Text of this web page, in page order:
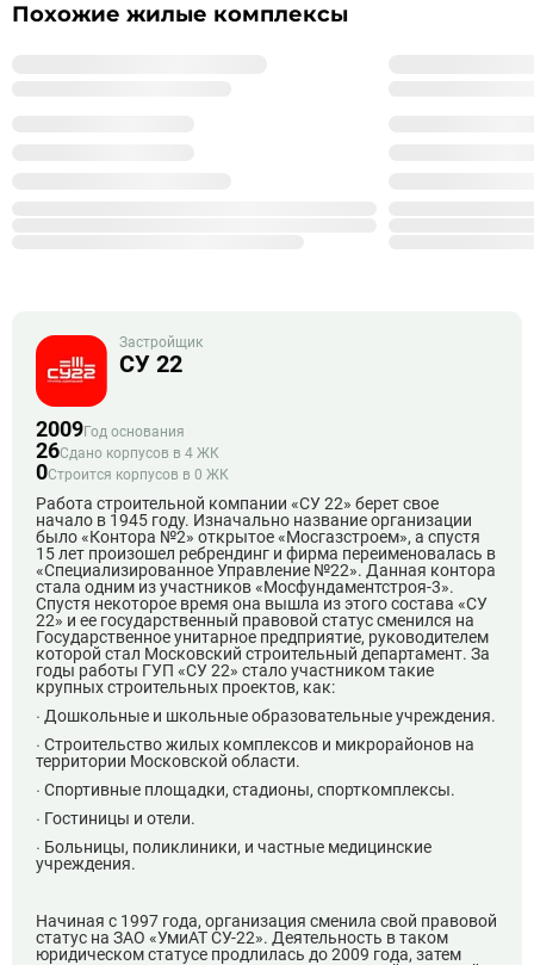
Похожие жилые комплексы
Застройщик
СУ 22
2009Год основания
26Сдано корпусов в 4 ЖК
0Строится корпусов в 0 ЖК
Работа строительной компании «СУ 22» берет свое
начало в 1945 году. Изначально название организации
было «Контора №2» открытое «Мосгазстроем», а спустя
15 лет произошел ребрендинг и фирма переименовалась в
«Специализированное Управление №22». Данная контора
стала одним из участников «Мосфундаментстроя-3».
Спустя некоторое время она вышла из этого состава «СУ
22» и ее государственный правовой статус сменился на
Государственное унитарное предприятие, руководителем
которой стал Московский строительный департамент. За
годы работы ГУП «СУ 22» стало участником такие
крупных строительных проектов, как:
· Дошкольные и школьные образовательные учреждения.
· Строительство жилых комплексов и микрорайонов на
территории Московской области.
· Спортивные площадки, стадионы, спорткомплексы.
· Гостиницы и отели.
· Больницы, поликлиники, и частные медицинские
учреждения.
Начиная с 1997 года, организация сменила свой правовой
статус на ЗАО «УмиАТ СУ-22». Деятельность в таком
юридическом статусе продлилась до 2009 года, затем